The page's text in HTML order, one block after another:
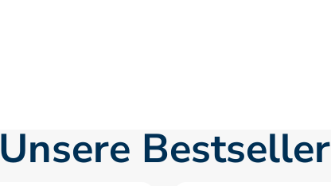
Unsere Bestseller